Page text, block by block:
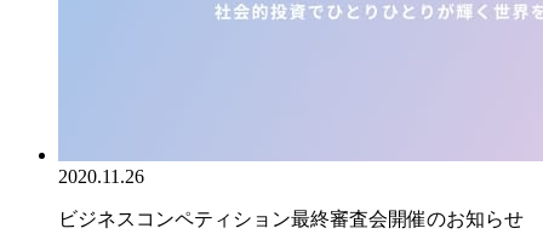
2020.11.26
ビジネスコンペティション最終審査会開催のお知らせ